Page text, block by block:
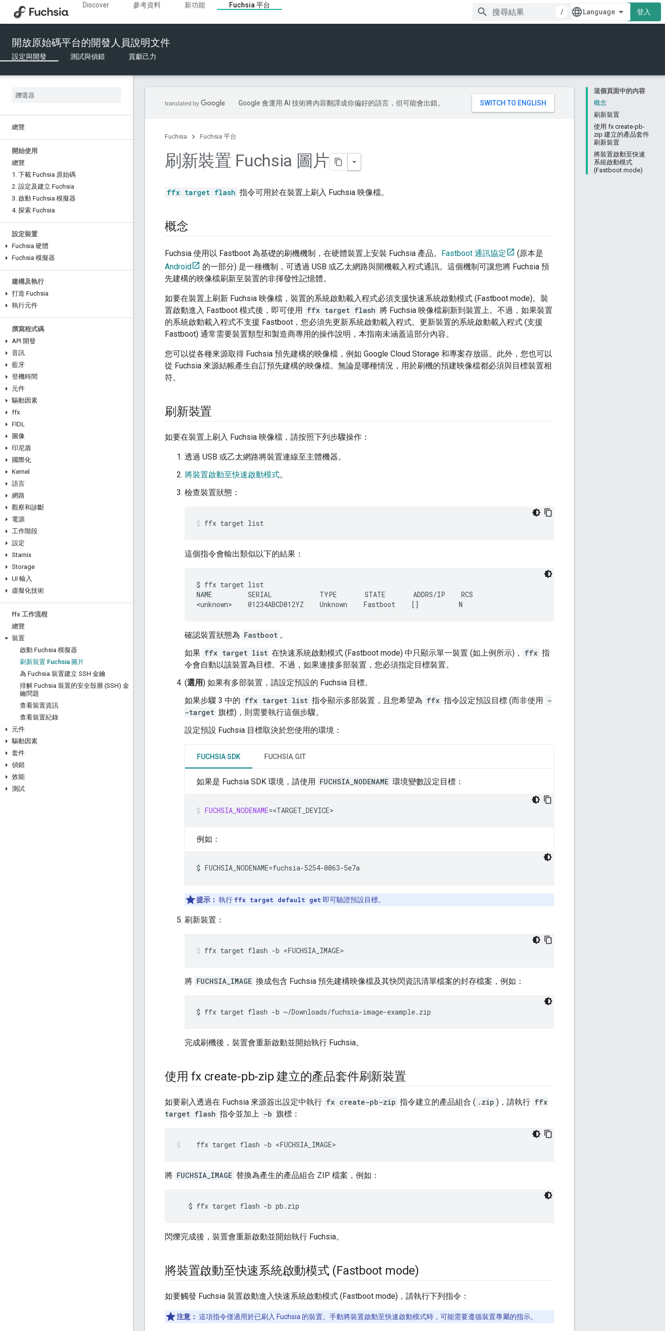
Discover 參考資料 新功能
Fuchsia 平台
/
登入
開放原始碼平台的開發人員說明文件
設定與開發 測試與偵錯 貢獻己力
總覽
開始使用
總覽
1 . 下載 Fuchsia 原始碼
2. 設定及建立 Fuchsia
3. 啟動 Fuchsia 模擬器
4. 探索 Fuchsia
設定裝置
Fuchsia 硬體
Fuchsia 模擬器
建構及執行
打造 Fuchsia
執行元件
撰寫程式碼
API 開發
音訊
藍牙
登機時間
元件
驅動因素
ffx
FIDL
圖像
印尼盾
國際化
Kernel
語言
網路
觀察和診斷
電源
工作階段
設定
Starnix
Storage
UI 輸入
虛擬化技術
ffx 工作流程
總覽
裝置
啟動 Fuchsia 模擬器
刷新裝置 Fuchsia 圖片
為 Fuchsia 裝置建立 SSH 金鑰
排解 Fuchsia 裝置的安全殼層 (SSH) 金
鑰問題
查看裝置資訊
查看裝置紀錄
元件
驅動因素
套件
偵錯
效能
測試
這個頁面中的內容
概念
刷新裝置
使用 fx create-pb-
zip 建立的產品套件
刷新裝置
將裝置啟動至快速
系統啟動模式
(Fastboot mode)
Google 會運用 AI 技術將內容翻譯成你偏好的語言，但可能會出錯。
Fuchsia Fuchsia 平台
刷新裝置 Fuchsia 圖片
ffx target flash 指令可用於在裝置上刷入 Fuchsia 映像檔。
概念
Fuchsia 使用以 Fastboot 為基礎的刷機機制，在硬體裝置上安裝 Fuchsia 產品。 Fastboot 通訊協定
(原本是
Android
的一部分) 是一種機制，可透過 USB 或乙太網路與開機載入程式通訊。這個機制可讓您將 Fuchsia 預
先建構的映像檔刷新至裝置的非揮發性記憶體。
如要在裝置上刷新 Fuchsia 映像檔，裝置的系統啟動載入程式必須支援快速系統啟動模式 (Fastboot mode)。裝
置啟動進入 Fastboot 模式後，即可使用 ffx target flash 將 Fuchsia 映像檔刷新到裝置上。不過，如果裝置
的系統啟動載入程式不支援 Fastboot，您必須先更新系統啟動載入程式。更新裝置的系統啟動載入程式 (支援
Fastboot) 通常需要裝置類型和製造商專用的操作說明，本指南未涵蓋這部分內容。
您可以從各種來源取得 Fuchsia 預先建構的映像檔，例如 Google Cloud Storage 和專案存放區。此外，您也可以
從 Fuchsia 來源結帳產生自訂預先建構的映像檔。無論是哪種情況，用於刷機的預建映像檔都必須與目標裝置相
符。
刷新裝置
如要在裝置上刷入 Fuchsia 映像檔，請按照下列步驟操作：
透過 USB 或乙太網路將裝置連線至主體機器。
將裝置啟動至快速啟動模式。
檢查裝置狀態：
ffx target list
這個指令會輸出類似以下的結果：
$ ffx target list
NAME         SERIAL            TYPE       STATE       ADDRS/IP    RCS
確認裝置狀態為 Fastboot 。
如果 ffx target list 在快速系統啟動模式 (Fastboot mode) 中只顯示單一裝置 (如上例所示)， ffx 指
令會自動以該裝置為目標。不過，如果連接多部裝置，您必須指定目標裝置。
(選用) 如果有多部裝置，請設定預設的 Fuchsia 目標。
如果步驟 3 中的 ffx target list 指令顯示多部裝置，且您希望為 ffx 指令設定預設目標 (而非使用 -
-target 旗標)，則需要執行這個步驟。
設定預設 Fuchsia 目標取決於您使用的環境：
FUCHSIA SDK FUCHSIA.GIT
如果是 Fuchsia SDK 環境，請使用 FUCHSIA_NODENAME 環境變數設定目標：
FUCHSIA_NODENAME=<TARGET_DEVICE>
例如：
提示： 執行 ffx target default get 即可驗證預設目標。
刷新裝置：
ffx target flash -b <FUCHSIA_IMAGE>
將 FUCHSIA_IMAGE 換成包含 Fuchsia 預先建構映像檔及其快閃資訊清單檔案的封存檔案，例如：
完成刷機後，裝置會重新啟動並開始執行 Fuchsia。
使用 fx create-pb-zip 建立的產品套件刷新裝置
如要刷入透過在 Fuchsia 來源簽出設定中執行 fx create-pb-zip 指令建立的產品組合 ( .zip )，請執行 ffx
target flash 指令並加上 -b 旗標：
ffx target flash -b <FUCHSIA_IMAGE>
將 FUCHSIA_IMAGE 替換為產生的產品組合 ZIP 檔案，例如：
閃爍完成後，裝置會重新啟動並開始執行 Fuchsia。
將裝置啟動至快速系統啟動模式 (Fastboot mode)
如要觸發 Fuchsia 裝置啟動進入快速系統啟動模式 (Fastboot mode)，請執行下列指令：
注意： 這項指令僅適用於已刷入 Fuchsia 的裝置。手動將裝置啟動至快速啟動模式時，可能需要遵循裝置專屬的指示。